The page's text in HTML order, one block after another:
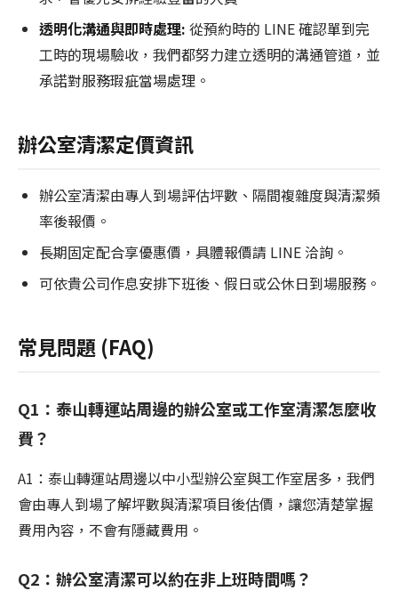
透明化溝通與即時處理: 從預約時的 LINE 確認單到完
工時的現場驗收，我們都努力建立透明的溝通管道，並
承諾對服務瑕疵當場處理。
辦公室清潔定價資訊
辦公室清潔由專人到場評估坪數、隔間複雜度與清潔頻
率後報價。
長期固定配合享優惠價，具體報價請 LINE 洽詢。
可依貴公司作息安排下班後、假日或公休日到場服務。
常見問題 (FAQ)
Q1：泰山轉運站周邊的辦公室或工作室清潔怎麼收
費？
A1：泰山轉運站周邊以中小型辦公室與工作室居多，我們
會由專人到場了解坪數與清潔項目後估價，讓您清楚掌握
費用內容，不會有隱藏費用。
Q2：辦公室清潔可以約在非上班時間嗎？